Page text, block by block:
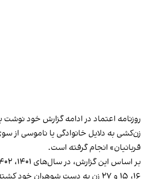
روزنامه اعتماد در ادامه گزارش خود
زن‌کشی به دلایل خانوادگی یا ناموسی از
قربانیان» انجام گرفته است.
۱۶، ۱۵ و ۲۷ زن به دست شوهران خود کشته شدند.